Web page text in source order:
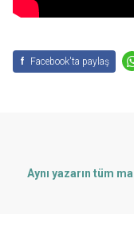
f Facebook'ta paylaş
Aynı yazarın tüm